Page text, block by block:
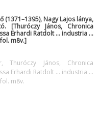
Nagy Lajos lánya,
[Thuróczy János, Chronica
Erhardi Ratdolt ... industria …
m8v.]
Thuróczy János, Chronica
Erhardi Ratdolt ... industria …
m8v.